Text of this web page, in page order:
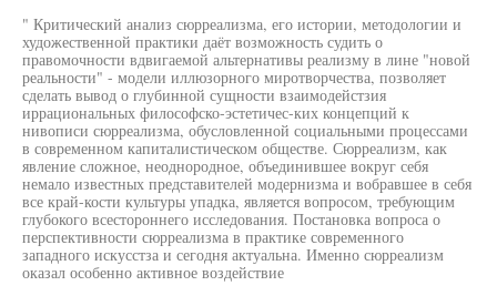
" Критический анализ сюрреализма, его истории, методологии и
художественной практики даёт возможность судить о
правомочности вдвигаемой альтернативы реализму в лине "новой
реальности" - модели иллюзорного миротворчества, позволяет
сделать вывод о глубинной сущности взаимодейстзия
иррациональных философско-эстетичес-ких концепций к
нивописи сюрреализма, обусловленной социальными процессами
в современном капиталистическом обществе. Сюрреализм, как
явление сложное, неоднородное, объединившее вокруг себя
немало известных представителей модернизма и вобравшее в себя
все край-кости культуры упадка, является вопросом, требующим
глубокого всестороннего исследования. Постановка вопроса о
перспективности сюрреализма в практике современного
западного искусстза и сегодня актуальна. Именно сюрреализм
оказал особенно активное воздействие